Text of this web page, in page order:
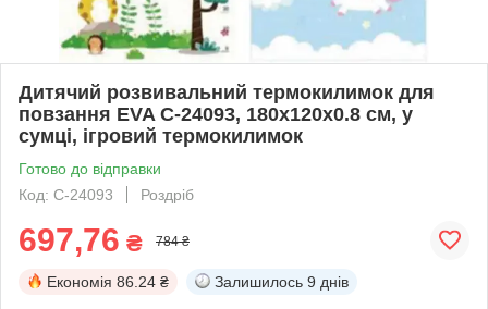
Дитячий розвивальний термокилимок для
повзання EVA С-24093, 180х120х0.8 см, у
сумці, ігровий термокилимок
Готово до відправки
Код: С-24093
Роздріб
697,76 ₴ 784 ₴
Економія 86.24 ₴ Залишилось 9 днів